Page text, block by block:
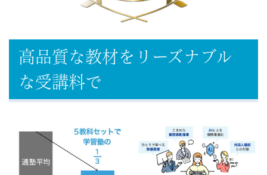
高品質な教材をリーズナブル
な受講料で